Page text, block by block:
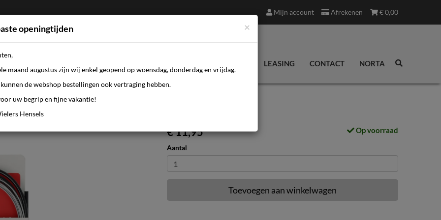
€0,00
Afrekenen
Mijn account
LEASING CONTACT NORTA
inbus RVS zwart
€ 11,95 Op voorraad
Aantal
Toevoegen aan winkelwagen
×
openingtijden
maand augustus zijn wij enkel geopend op woensdag, donderdag en vrijdag.
de webshop bestellingen ook vertraging hebben.
uw begrip en fijne vakantie!
Hensels